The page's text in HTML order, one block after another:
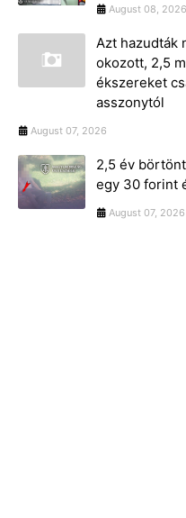
August 08, 2026
Azt hazudták
okozott, 2,5
ékszereket
asszonytól
August 07, 2026
2,5 év
egy 30 forint
August 07, 2026